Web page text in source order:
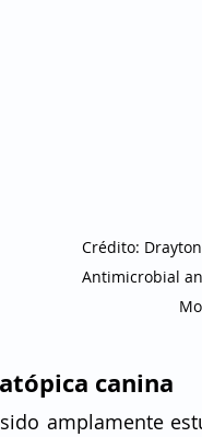
Crédito:
Antimicrobial
canina
amplamente